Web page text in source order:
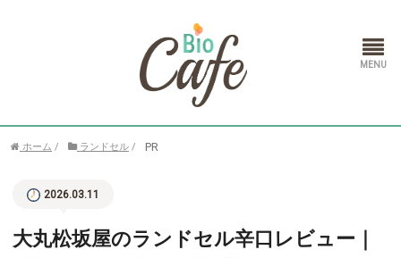
ホーム / ランドセル / PR
2026.03.11
大丸松坂屋のランドセル辛口レビュー｜